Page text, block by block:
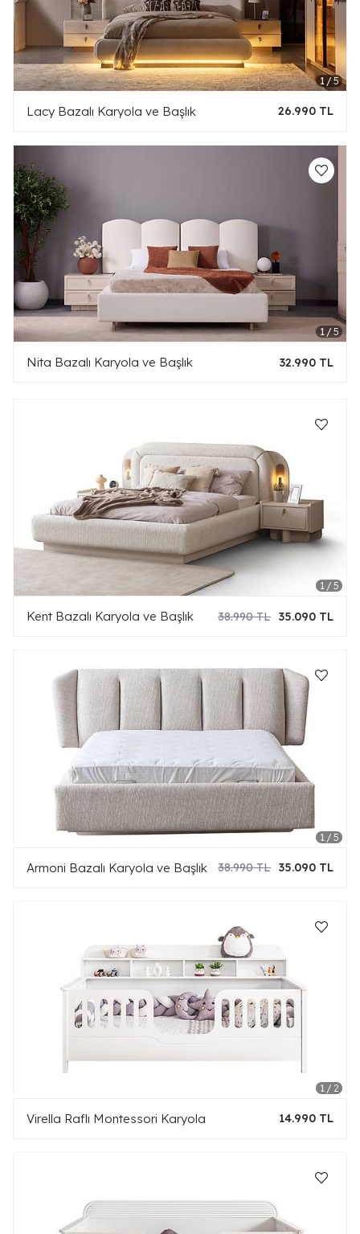
Lacy Bazalı Karyola ve Başlık 26.990 TL
Nita Bazalı Karyola ve Başlık 32.990 TL
Kent Bazalı Karyola ve Başlık 35.090 TL
38.990 TL
Armoni Bazalı Karyola ve Başlık 35.090 TL
38.990 TL
Virella Raflı Montessori Karyola 14.990 TL